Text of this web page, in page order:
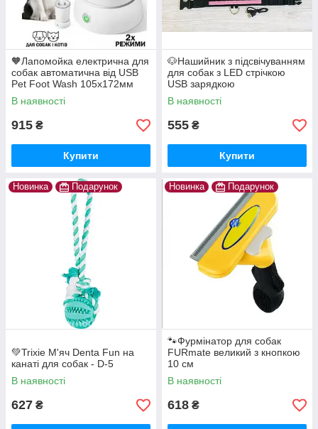
🧡Лапомойка електрична для
собак автоматична від USB
Pet Foot Wash 105х172мм
80W W01/LP-01
В наявності
915 ₴
Купити
🐶Нашийник з підсвічуванням
для собак з LED стрічкою
USB зарядкою
В наявності
555 ₴
Купити
Новинка Подарунок
💚Trixie М'яч Denta Fun на
канаті для собак - D-5
В наявності
627 ₴
Новинка Подарунок
🐾Фурмінатор для собак
FURmate великий з кнопкою
10 см
В наявності
618 ₴